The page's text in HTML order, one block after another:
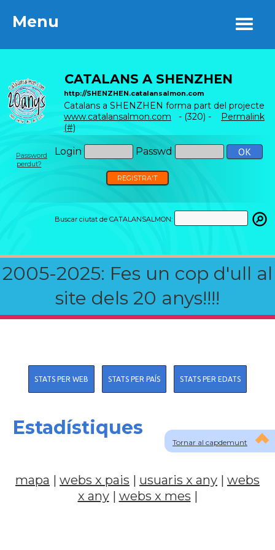
Menu
CATALANS A SHENZHEN
http://SHENZHEN.catalansalmon.com
Catalans a SHENZHEN forma part del projecte
www.catalansalmon.com - (320) -
Permalink
(#)
Login Passwd
Password
perdut?
REGISTRA'T
Buscar ciutat de CATALANSALMON:
2005-2025: Fes un cop d'ull al
site dels 20 anys!!!!
Menu
Tornar al capdemunt
STATS PER WEB STATS PER PAÍS STATS PER EDATS
Estadístiques
mapa | webs x pais | usuaris x any | webs
x any| webs x mes |